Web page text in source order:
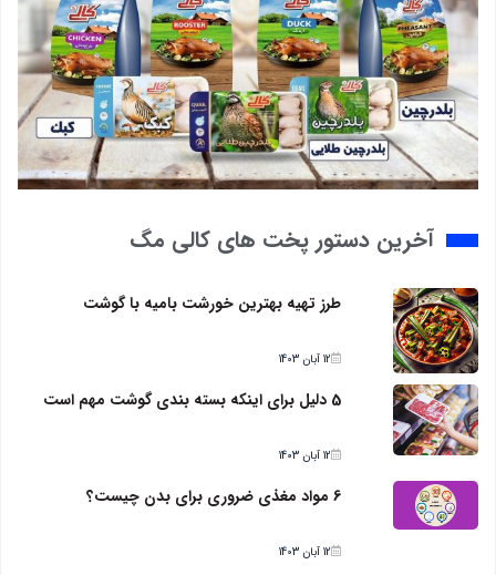
آخرین دستور پخت های کالی مگ
طرز تهیه بهترین خورشت بامیه با گوشت
12 آبان 1403
5 دلیل برای اینکه بسته بندی گوشت مهم است
12 آبان 1403
6 مواد مغذی ضروری برای بدن چیست؟
12 آبان 1403